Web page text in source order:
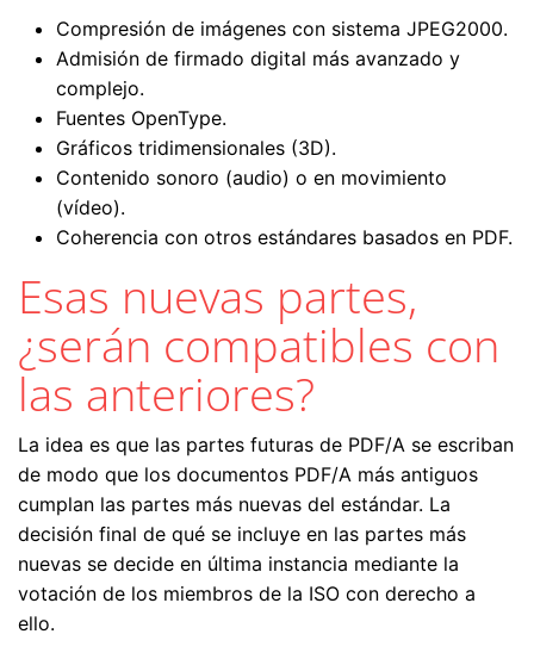
Compresión de imágenes con sistema JPEG2000.
Admisión de firmado digital más avanzado y
complejo.
Fuentes OpenType.
Gráficos tridimensionales (3D).
Contenido sonoro (audio) o en movimiento
(vídeo).
Coherencia con otros estándares basados en PDF.
Esas nuevas partes,
¿serán compatibles con
las anteriores?
La idea es que las partes futuras de PDF/A se escriban
de modo que los documentos PDF/A más antiguos
cumplan las partes más nuevas del estándar. La
decisión final de qué se incluye en las partes más
nuevas se decide en última instancia mediante la
votación de los miembros de la ISO con derecho a
ello.